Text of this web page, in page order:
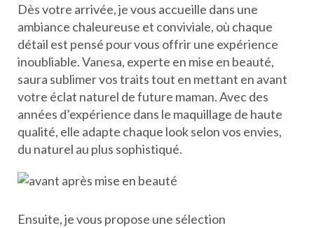
Dès votre arrivée, je vous accueille dans une
ambiance chaleureuse et conviviale, où chaque
détail est pensé pour vous offrir une expérience
inoubliable. Vanesa, experte en mise en beauté,
saura sublimer vos traits tout en mettant en avant
votre éclat naturel de future maman. Avec des
années d’expérience dans le maquillage de haute
qualité, elle adapte chaque look selon vos envies,
du naturel au plus sophistiqué.
Ensuite, je vous propose une sélection